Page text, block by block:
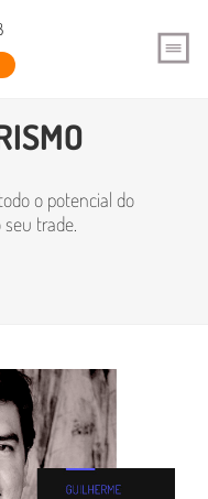
Turismo
o potencial do
trade.